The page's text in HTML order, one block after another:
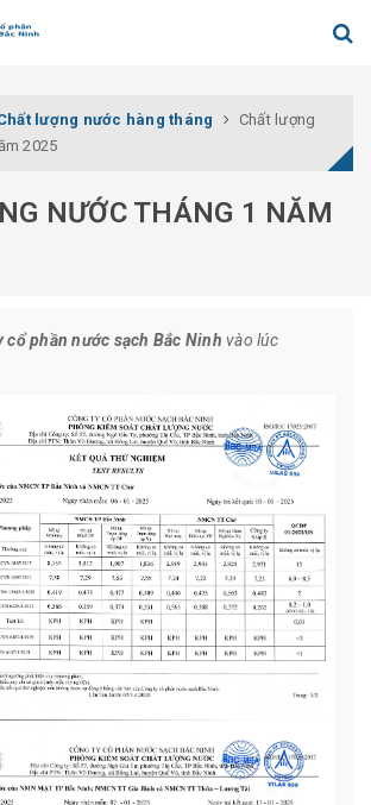
lượng nước hàng tháng
Chất lượng
2025
NƯỚC THÁNG 1 NĂM
cổ phần nước sạch Bắc Ninh vào lúc